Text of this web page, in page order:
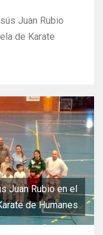
Juan Rubio
de Karate
Juan Rubio en el
de Humanes